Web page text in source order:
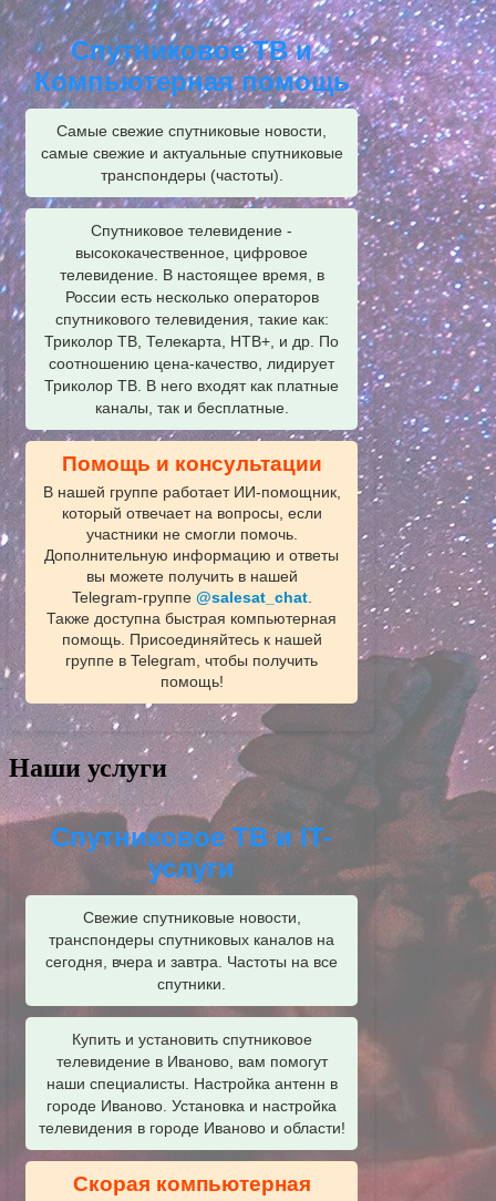
Спутниковое ТВ и
Компьютерная помощь
Самые свежие спутниковые новости,
самые свежие и актуальные спутниковые
транспондеры (частоты).
Спутниковое телевидение -
высококачественное, цифровое
телевидение. В настоящее время, в
России есть несколько операторов
спутникового телевидения, такие как:
Триколор ТВ, Телекарта, НТВ+, и др. По
соотношению цена-качество, лидирует
Триколор ТВ. В него входят как платные
каналы, так и бесплатные.
Помощь и консультации
В нашей группе работает ИИ‑помощник,
который отвечает на вопросы, если
участники не смогли помочь.
Дополнительную информацию и ответы
вы можете получить в нашей
Telegram‑группе @salesat_chat.
Также доступна быстрая компьютерная
помощь. Присоединяйтесь к нашей
группе в Telegram, чтобы получить
помощь!
Наши услуги
Спутниковое ТВ и IT-
услуги
Свежие спутниковые новости,
транспондеры спутниковых каналов на
сегодня, вчера и завтра. Частоты на все
спутники.
Купить и установить спутниковое
телевидение в Иваново, вам помогут
наши специалисты. Настройка антенн в
городе Иваново. Установка и настройка
телевидения в городе Иваново и области!
Скорая компьютерная